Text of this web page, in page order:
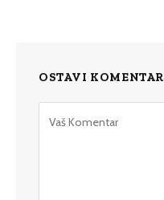
OSTAVI KOMENTAR